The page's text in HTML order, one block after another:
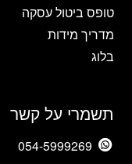
טופס ביטול עסקה
מדריך מידות
בלוג
תשמרי על קשר
054-5999269